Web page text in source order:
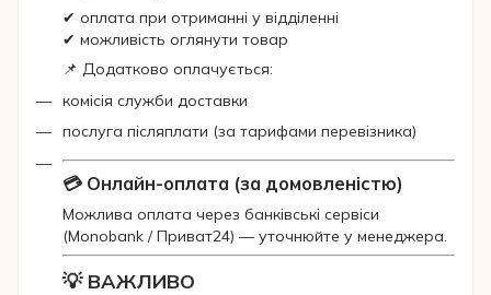
✔ оплата при отриманні у відділенні
✔ можливість оглянути товар
📌 Додатково оплачується:
комісія служби доставки
послуга післяплати (за тарифами перевізника)
💳 Онлайн-оплата (за домовленістю)
Можлива оплата через банківські сервіси
(Monobank / Приват24) — уточнюйте у менеджера.
💡 ВАЖЛИВО